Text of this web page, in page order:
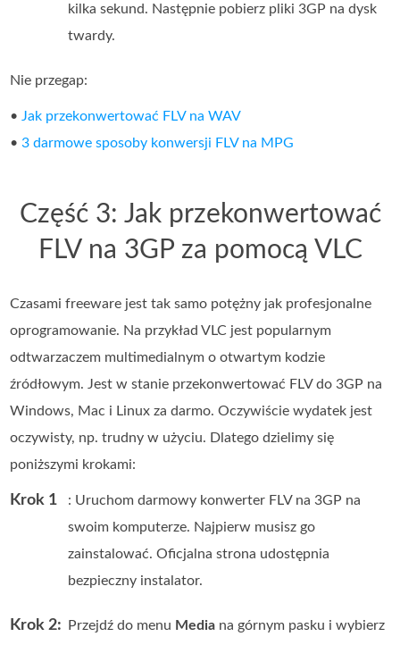
kilka sekund. Następnie pobierz pliki 3GP na dysk
twardy.
Nie przegap:
• Jak przekonwertować FLV na WAV
•3 darmowe sposoby konwersji FLV na MPG
Część 3: Jak przekonwertować
FLV na 3GP za pomocą VLC
Czasami freeware jest tak samo potężny jak profesjonalne
oprogramowanie. Na przykład VLC jest popularnym
odtwarzaczem multimedialnym o otwartym kodzie
źródłowym. Jest w stanie przekonwertować FLV do 3GP na
Windows, Mac i Linux za darmo. Oczywiście wydatek jest
oczywisty, np. trudny w użyciu. Dlatego dzielimy się
poniższymi krokami:
Krok 1
: Uruchom darmowy konwerter FLV na 3GP na
swoim komputerze. Najpierw musisz go
zainstalować. Oficjalna strona udostępnia
bezpieczny instalator.
Krok 2: Przejdź do menu Media na górnym pasku i wybierz